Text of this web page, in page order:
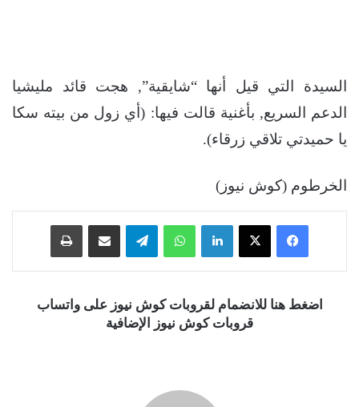
السيدة التي قيل أنها “شايقية”, هجت قائد مليشيا
الدعم السريع, بأغنية قالت فيها: (أي زول من بيته سكا
يا حميدتي تلاقي زرقاء).
الخرطوم (كوش نيوز)
فيسبوك ‫X لينكدإن واتساب تيلقرام
اضغط هنا للانضمام لقروبات كوش نيوز على واتساب
قروبات كوش نيوز الإضافية